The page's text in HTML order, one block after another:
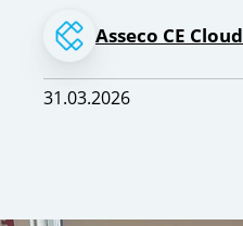
Asseco CE Cloud
31.03.2026